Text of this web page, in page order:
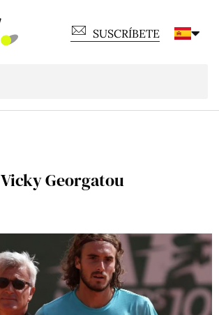
SUSCRÍBETE
Vicky Georgatou